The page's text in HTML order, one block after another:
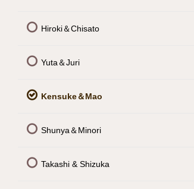
Hiroki＆Chisato
Yuta＆Juri
Kensuke＆Mao
Shunya＆Minori
Takashi & Shizuka